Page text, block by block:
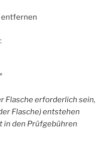
entfernen
Flasche erforderlich sein,
Flasche) entstehen
in den Prüfgebühren